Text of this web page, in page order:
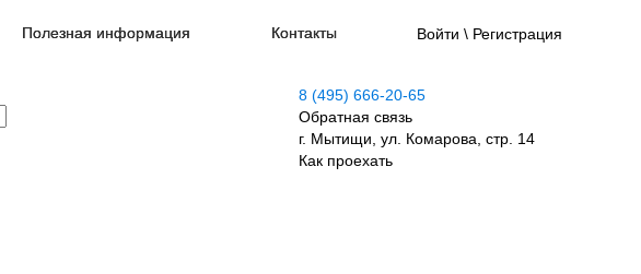
Полезная информация Контакты Войти \ Регистрация
8 (495) 666-20-65
Обратная связь
г. Мытищи, ул. Комарова, стр. 14
Как проехать